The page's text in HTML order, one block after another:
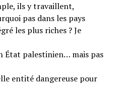
ils y travaillent,
pas dans les pays
les plus riches ? Je
État palestinien… mais pas
entité dangereuse pour